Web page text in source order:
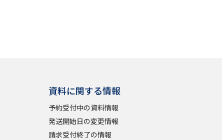
先輩が入学を決めた理由
資料に関する情報
予約受付中の資料情報
発送開始日の変更情報
請求受付終了の情報